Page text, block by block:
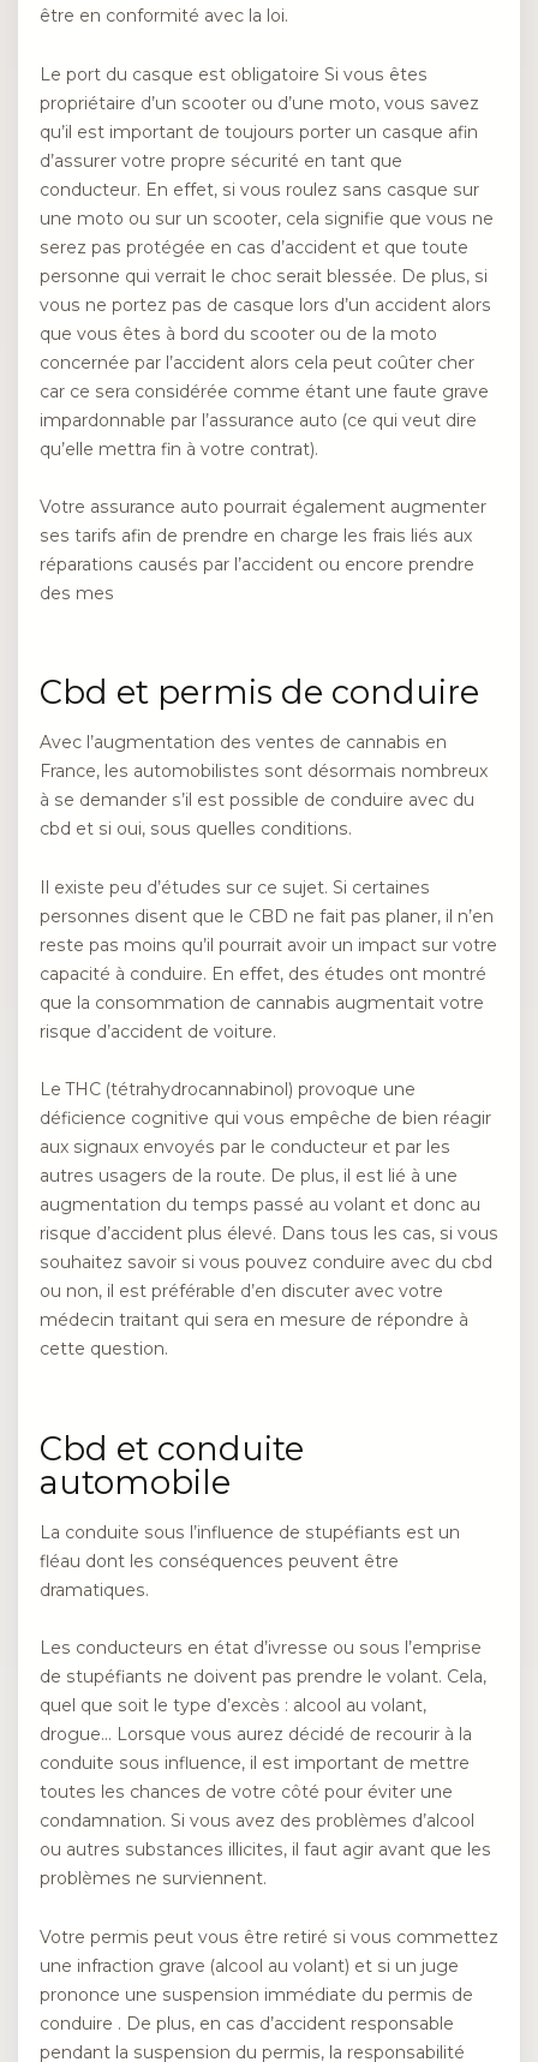
être en conformité avec la loi.
Le port du casque est obligatoire Si vous êtes
propriétaire d’un scooter ou d’une moto, vous savez
qu’il est important de toujours porter un casque afin
d’assurer votre propre sécurité en tant que
conducteur. En effet, si vous roulez sans casque sur
une moto ou sur un scooter, cela signifie que vous ne
serez pas protégée en cas d’accident et que toute
personne qui verrait le choc serait blessée. De plus, si
vous ne portez pas de casque lors d’un accident alors
que vous êtes à bord du scooter ou de la moto
concernée par l’accident alors cela peut coûter cher
car ce sera considérée comme étant une faute grave
impardonnable par l’assurance auto (ce qui veut dire
qu’elle mettra fin à votre contrat).
Votre assurance auto pourrait également augmenter
ses tarifs afin de prendre en charge les frais liés aux
réparations causés par l’accident ou encore prendre
des mes
Cbd et permis de conduire
Avec l’augmentation des ventes de cannabis en
France, les automobilistes sont désormais nombreux
à se demander s’il est possible de conduire avec du
cbd et si oui, sous quelles conditions.
Il existe peu d’études sur ce sujet. Si certaines
personnes disent que le CBD ne fait pas planer, il n’en
reste pas moins qu’il pourrait avoir un impact sur votre
capacité à conduire. En effet, des études ont montré
que la consommation de cannabis augmentait votre
risque d’accident de voiture.
Le THC (tétrahydrocannabinol) provoque une
déficience cognitive qui vous empêche de bien réagir
aux signaux envoyés par le conducteur et par les
autres usagers de la route. De plus, il est lié à une
augmentation du temps passé au volant et donc au
risque d’accident plus élevé. Dans tous les cas, si vous
souhaitez savoir si vous pouvez conduire avec du cbd
ou non, il est préférable d’en discuter avec votre
médecin traitant qui sera en mesure de répondre à
cette question.
Cbd et conduite
automobile
La conduite sous l’influence de stupéfiants est un
fléau dont les conséquences peuvent être
dramatiques.
Les conducteurs en état d’ivresse ou sous l’emprise
de stupéfiants ne doivent pas prendre le volant. Cela,
quel que soit le type d’excès : alcool au volant,
drogue… Lorsque vous aurez décidé de recourir à la
conduite sous influence, il est important de mettre
toutes les chances de votre côté pour éviter une
condamnation. Si vous avez des problèmes d’alcool
ou autres substances illicites, il faut agir avant que les
problèmes ne surviennent.
Votre permis peut vous être retiré si vous commettez
une infraction grave (alcool au volant) et si un juge
prononce une suspension immédiate du permis de
conduire . De plus, en cas d’accident responsable
pendant la suspension du permis, la responsabilité